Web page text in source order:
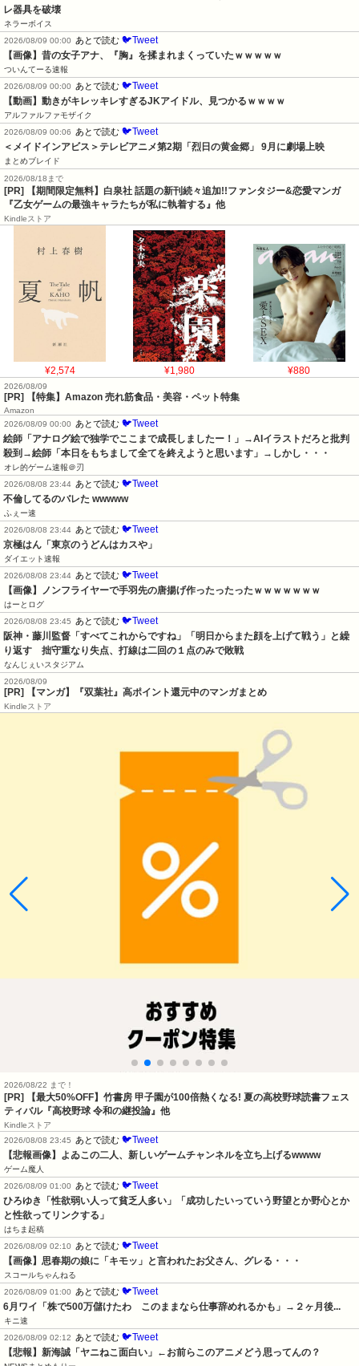
レ器具を破壊
ネラーボイス
2026/08/09 00:00
あとで読む 🐦Tweet
【画像】昔の女子アナ、『胸』を揉まれまくっていたｗｗｗｗｗ
ついんてーる速報
2026/08/09 00:00
あとで読む 🐦Tweet
【動画】動きがキレッキレすぎるJKアイドル、見つかるｗｗｗｗ
アルファルファモザイク
2026/08/09 00:06
あとで読む 🐦Tweet
＜メイドインアビス＞テレビアニメ第2期「烈日の黄金郷」 9月に劇場上映
まとめブレイド
2026/08/18まで
[PR] 【期間限定無料】白泉社 話題の新刊続々追加!!ファンタジー&恋愛マンガ
『乙女ゲームの最強キャラたちが私に執着する』他
Kindleストア
¥2,574 ¥1,980 ¥880
2026/08/09
[PR] 【特集】Amazon 売れ筋食品・美容・ペット特集
Amazon
2026/08/09 00:00
あとで読む 🐦Tweet
絵師「アナログ絵で独学でここまで成長しましたー！」→AIイラストだろと批判
殺到→絵師「本日をもちまして全てを終えようと思います」→しかし・・・
オレ的ゲーム速報＠刃
2026/08/08 23:44 あとで読む 🐦Tweet
不倫してるのバレた wwwww
ふぇー速
2026/08/08 23:44 あとで読む 🐦Tweet
京極はん「東京のうどんはカスや」
ダイエット速報
2026/08/08 23:44 あとで読む 🐦Tweet
【画像】ノンフライヤーで手羽先の唐揚げ作ったったったｗｗｗｗｗｗｗ
はーとログ
2026/08/08 23:45
あとで読む 🐦Tweet
阪神・藤川監督「すべてこれからですね」「明日からまた顔を上げて戦う」と繰
り返す　拙守重なり失点、打線は二回の１点のみで敗戦
なんじぇいスタジアム
2026/08/09
[PR] 【マンガ】『双葉社』高ポイント還元中のマンガまとめ
Kindleストア
2026/08/22 まで！
[PR] 【最大50%OFF】竹書房 甲子園が100倍熱くなる! 夏の高校野球読書フェス
ティバル『高校野球 令和の継投論』他
Kindleストア
2026/08/08 23:45
あとで読む 🐦Tweet
【悲報画像】よゐこの二人、新しいゲームチャンネルを立ち上げるwwww
ゲーム魔人
2026/08/09 01:00
あとで読む 🐦Tweet
ひろゆき「性欲弱い人って貧乏人多い」「成功したいっていう野望とか野心とか
と性欲ってリンクする」
はちま起稿
2026/08/09 02:10
あとで読む 🐦Tweet
【画像】思春期の娘に「キモッ」と言われたお父さん、グレる・・・
スコールちゃんねる
2026/08/09 01:00
あとで読む 🐦Tweet
6月ワイ「株で500万儲けたわ　このままなら仕事辞めれるかも」→２ヶ月後...
キニ速
2026/08/09 02:12
あとで読む 🐦Tweet
【悲報】新海誠「ヤニねこ面白い」←お前らこのアニメどう思ってんの？